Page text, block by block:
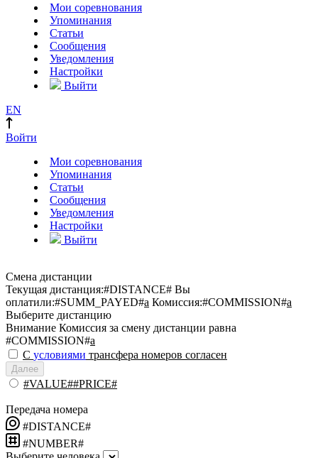
Мои соревнования
Упоминания
Статьи
Сообщения
Уведомления
Настройки
Выйти
EN
Войти
Мои соревнования
Упоминания
Статьи
Сообщения
Уведомления
Настройки
Выйти
Смена дистанции
Текущая дистанция:#DISTANCE# Вы
оплатили:#SUMM_PAYED#a Комиссия:#COMMISSION#a
Выберите дистанцию
Внимание Комиссия за смену дистанции равна
#COMMISSION#a
С условиями трансфера номеров согласен
Далее
#VALUE##PRICE#
Передача номера
#DISTANCE#
#NUMBER#